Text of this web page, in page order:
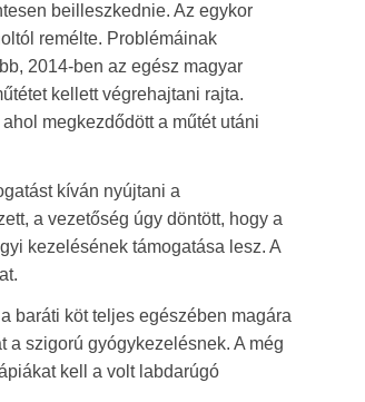
beilleszkednie. Az egykor
remélte. Problémáinak
2014-ben az egész magyar
kellett végrehajtani rajta.
megkezdődött a műtét utáni
kíván nyújtani a
a vezetőség úgy döntött, hogy a
kezelésének támogatása lesz. A
baráti köt teljes egészében magára
szigorú gyógykezelésnek. A még
kell a volt labdarúgó